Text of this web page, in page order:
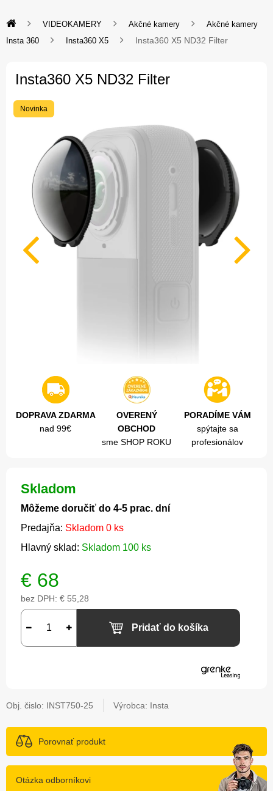
VIDEOKAMERY Akčné kamery
Akčné kamery
Insta 360
Insta360 X5 Insta360 X5 ND32 Filter
Insta360 X5 ND32 Filter
Novinka
DOPRAVA ZDARMA
nad 99€
OVERENÝ
OBCHOD
sme SHOP ROKU
PORADÍME VÁM
spýtajte sa
profesionálov
Skladom
Môžeme doručiť do 4-5 prac. dní
Predajňa: Skladom 0 ks
Hlavný sklad: Skladom 100 ks
€ 68
bez DPH: € 55,28
Pridať do košíka
Obj. čislo: INST750-25 Výrobca: Insta
Porovnať produkt
Otázka odborníkovi